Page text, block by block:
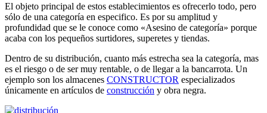
El objeto principal de estos establecimientos es ofrecerlo todo, pero
sólo de una categoría en especifico. Es por su amplitud y
profundidad que se le conoce como «Asesino de categoría» porque
acaba con los pequeños surtidores, superetes y tiendas.
Dentro de su distribución, cuanto más estrecha sea la categoría, mas
es el riesgo o de ser muy rentable, o de llegar a la bancarrota. Un
ejemplo son los almacenes CONSTRUCTOR especializados
únicamente en artículos de construcción y obra negra.